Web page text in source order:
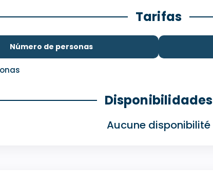
Tarifas
Número de personas
Disponibilidades
Aucune disponibilité